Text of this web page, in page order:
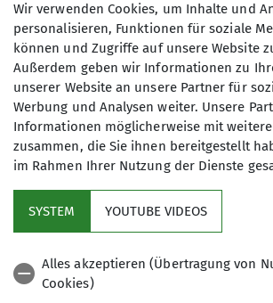
Gemeinsames
unserem Jahresprogramm).
Die Wanderungen führen
die benachbarten
(Taunus, Odenwald,
Vogelsberg, Pfalz) oder
nähere Umland und
Regel an einem Sonntag
Die Wanderungen haben
von 12 – 16 Kilometer und
Gehzeit von 3 - 5 Stunden.
Es empfiehlt sich für alle
94970
Anmeldung bis
26.06.2026
Wir verwenden Cookies, um Inhalte und
personalisieren, Funktionen für soziale
können und Zugriffe auf unsere Website
Außerdem geben wir Informationen zu
unserer Website an unsere Partner für
Werbung und Analysen weiter. Unsere
Informationen möglicherweise mit
zusammen, die Sie ihnen bereitgestellt
im Rahmen Ihrer Nutzung der Dienste
SYSTEM YOUTUBE VIDEOS
Alles akzeptieren (Übertragung von
Cookies)